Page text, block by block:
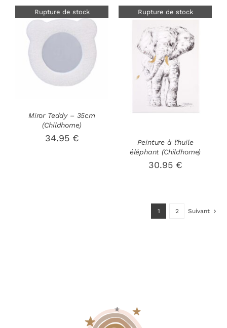
Rupture de stock
Miror Teddy – 35cm
(Childhome)
34.95 €
Rupture de stock
DÉTAILS
Peinture à l’huile
éléphant (Childhome)
30.95 €
1 2 Suivant